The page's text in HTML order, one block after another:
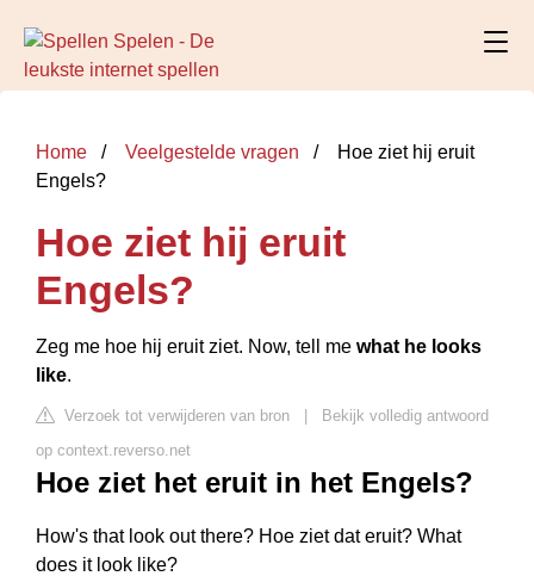
Home Veelgestelde vragen
Hoe ziet hij eruit
Engels?
Hoe ziet hij eruit
Engels?
Zeg me hoe hij eruit ziet. Now, tell me what he looks
like.
Verzoek tot verwijderen van bron
Bekijk volledig antwoord
op context.reverso.net
Hoe ziet het eruit in het Engels?
How's that look out there? Hoe ziet dat eruit? What
does it look like?